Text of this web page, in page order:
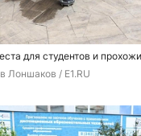
для студентов и
Лоншаков / E1.RU